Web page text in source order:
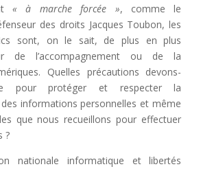
« à marche forcée », comme le
des droits Jacques Toubon, les
sont, on le sait, de plus en plus
de l’accompagnement ou de la
Quelles précautions devons-
pour protéger et respecter la
informations personnelles et même
que nous recueillons pour effectuer
?
nationale informatique et libertés